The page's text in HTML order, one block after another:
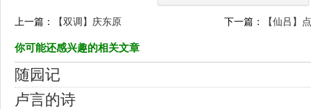
上一篇： 【双调】庆东原 下一篇： 【仙吕】
你可能还感兴趣的相关文章
随园记
卢言的诗